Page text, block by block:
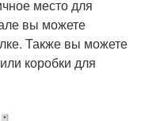
место для
вы можете
Также вы можете
коробки для